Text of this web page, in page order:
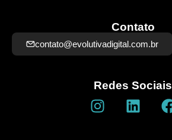
Contato
contato@evolutivadigital.com.br
Redes Sociais